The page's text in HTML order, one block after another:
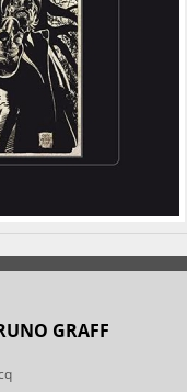
GRAFF